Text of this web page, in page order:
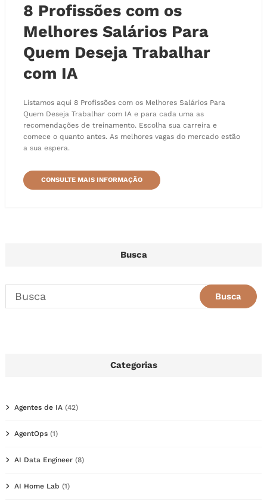
8 Profissões com os
Melhores Salários Para
Quem Deseja Trabalhar
com IA
Listamos aqui 8 Profissões com os Melhores Salários Para
Quem Deseja Trabalhar com IA e para cada uma as
recomendações de treinamento. Escolha sua carreira e
comece o quanto antes. As melhores vagas do mercado estão
a sua espera.
CONSULTE MAIS INFORMAÇÃO
Busca
Categorias
Agentes de IA (42)
AgentOps (1)
AI Data Engineer (8)
AI Home Lab (1)